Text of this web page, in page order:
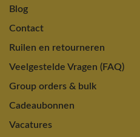
Blog
Contact
Ruilen en retourneren
Veelgestelde Vragen (FAQ)
Group orders & bulk
Cadeaubonnen
Vacatures